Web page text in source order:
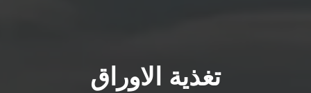
تغذية الاوراق